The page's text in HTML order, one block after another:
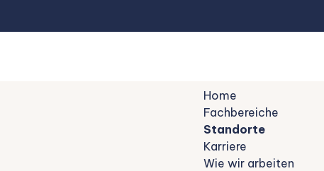
Home
Fachbereiche
Standorte
Karriere
Wie wir arbeiten